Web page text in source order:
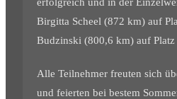
Birgitta Scheel (872 km) auf
Budzinski (800,6 km) auf Platz
Alle Teilnehmer freuten sich
und feierten bei bestem